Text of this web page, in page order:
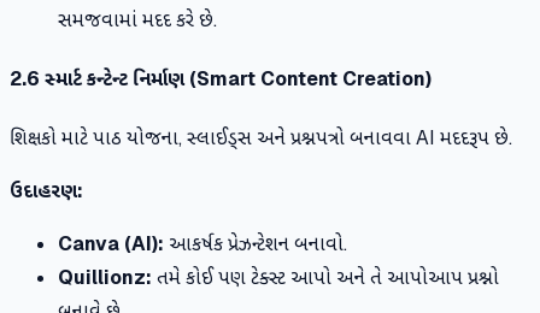
સમજવામાં મદદ કરે છે.
2.6 સ્માર્ટ કન્ટેન્ટ નિર્માણ (Smart Content Creation)
શિક્ષકો માટે પાઠ યોજના, સ્લાઈડ્સ અને પ્રશ્નપત્રો બનાવવા AI મદદરૂપ છે.
ઉદાહરણ:
Canva (AI): આકર્ષક પ્રેઝન્ટેશન બનાવો.
Quillionz: તમે કોઈ પણ ટેક્સ્ટ આપો અને તે આપોઆપ પ્રશ્નો